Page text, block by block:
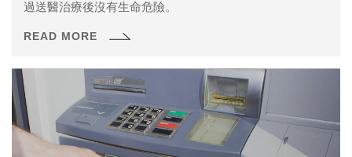
過送醫治療後沒有生命危險。
READ MORE